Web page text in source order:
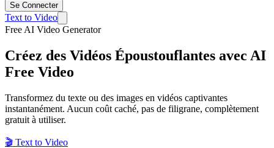
Se Connecter
Text to Video
Free AI Video Generator
Créez des Vidéos Époustouflantes avec AI
Free Video
Transformez du texte ou des images en vidéos captivantes
instantanément. Aucun coût caché, pas de filigrane, complètement
gratuit à utiliser.
🎬 Text to Video